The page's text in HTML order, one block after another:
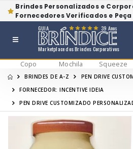
Brindes Personalizados e
Fornecedores Verificados e
Marketplace dos Brindes Corporativos
GUIA 39 Anos
Copo Mochila Squeeze
BRINDES DE A-Z
PEN DRIVE
FORNECEDOR: INCENTIVE IDEIA
PEN DRIVE CUSTOMIZADO